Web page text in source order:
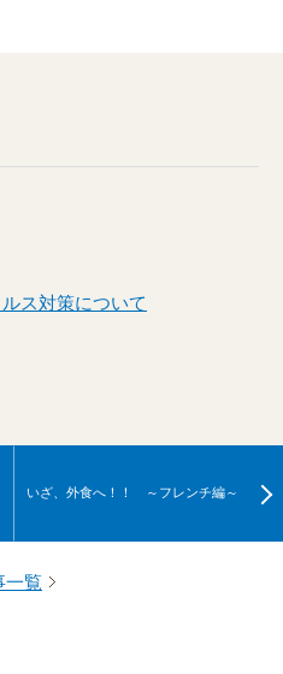
ス対策について
いざ、外食へ！！ ～フレンチ編～
一覧